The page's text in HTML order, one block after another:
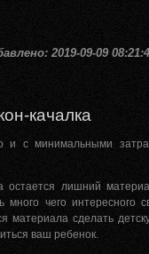
2019-09-09
качалка
и с минимальными
остается лишний
много чего интересного
материала сделать
ваш ребенок.